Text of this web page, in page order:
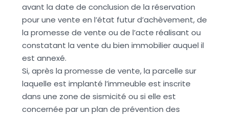
avant la date de conclusion de la réservation
pour une vente en l’état futur d’achèvement, de
la promesse de vente ou de l’acte réalisant ou
constatant la vente du bien immobilier auquel il
est annexé.
Si, après la promesse de vente, la parcelle sur
laquelle est implanté l’immeuble est inscrite
dans une zone de sismicité ou si elle est
concernée par un plan de prévention des